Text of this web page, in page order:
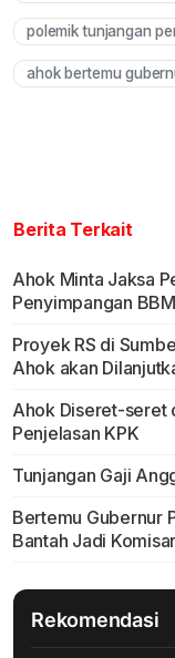
polemik tunjangan
ahok bertemu
Berita Terkait
Ahok Minta Jaksa
Penyimpangan BBM
Proyek RS di
Ahok akan
Ahok Diseret-seret
Penjelasan KPK
Tunjangan Gaji
Bertemu Gubernur
Bantah Jadi
Rekomendasi